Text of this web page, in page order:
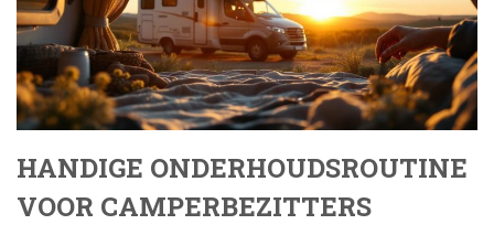
HANDIGE ONDERHOUDSROUTINE
VOOR CAMPERBEZITTERS